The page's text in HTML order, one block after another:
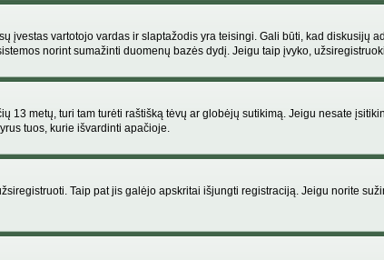
vartotojo vardas ir slaptažodis yra teisingi. Gali būti, kad diskusijų
norint sumažinti duomenų bazės dydį. Jeigu taip įvyko,
metų, turi tam turėti raštišką tėvų ar globėjų sutikimą. Jeigu nesate
tuos, kurie išvardinti apačioje.
Taip pat jis galėjo apskritai išjungti registraciją. Jeigu norite